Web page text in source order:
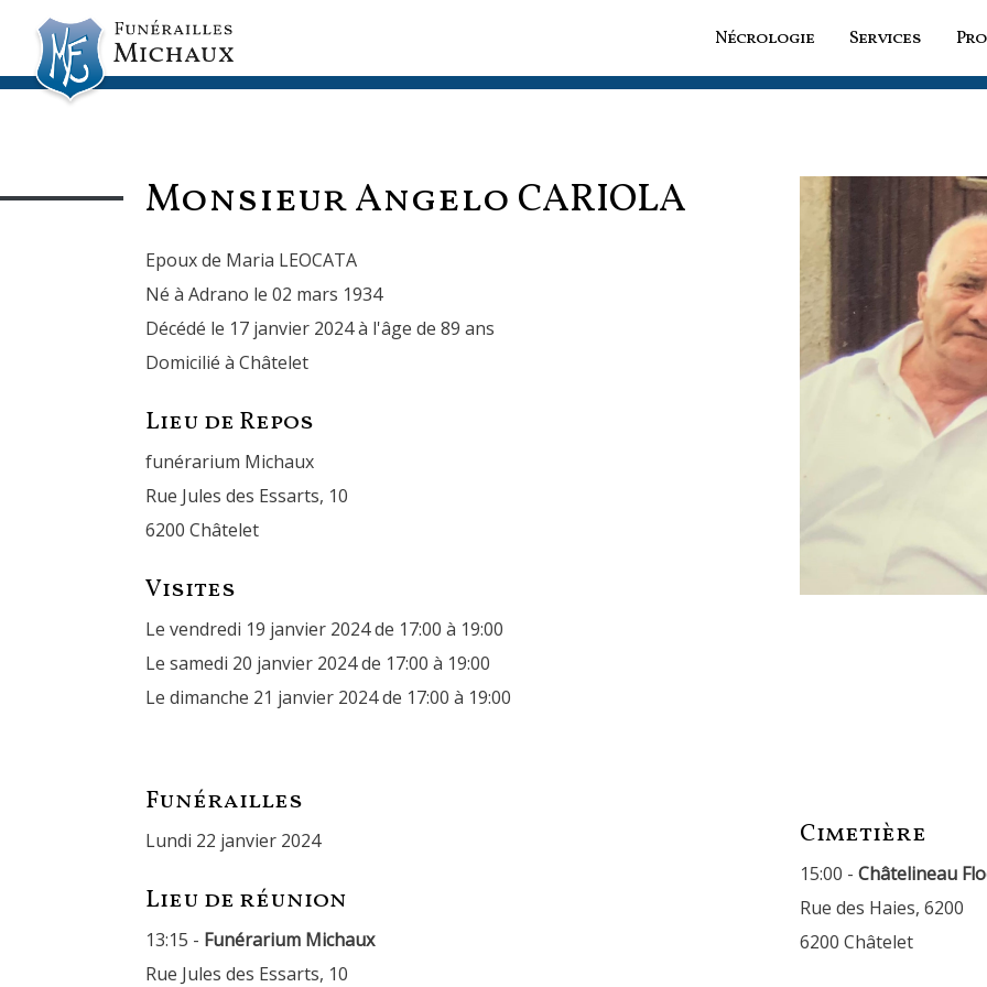
Nécrologie Services
Monsieur Angelo CARIOLA
Epoux de Maria LEOCATA
Né à Adrano le 02 mars 1934
Décédé le 17 janvier 2024 à l'âge de 89 ans
Domicilié à Châtelet
Lieu de Repos
funérarium Michaux
Rue Jules des Essarts, 10
6200 Châtelet
Visites
Le vendredi 19 janvier 2024 de 17:00 à 19:00
Le samedi 20 janvier 2024 de 17:00 à 19:00
Le dimanche 21 janvier 2024 de 17:00 à 19:00
Funérailles
lundi 22 janvier 2024
Lieu de réunion
13:15 - Funérarium Michaux
Rue Jules des Essarts, 10
Cimetière
15:00 - Châtelineau
Rue des Haies, 6200
6200 Châtelet